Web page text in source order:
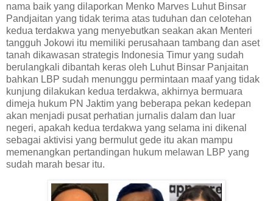
nama baik yang dilaporkan Menko Marves Luhut Binsar
Pandjaitan yang tidak terima atas tuduhan dan celotehan
kedua terdakwa yang menyebutkan seakan akan Menteri
tangguh Jokowi itu memiliki perusahaan tambang dan aset
tanah dikawasan strategis Indonesia Timur yang sudah
berulangkali dibantah keras oleh Luhut Binsar Panjaitan
bahkan LBP sudah menunggu permintaan maaf yang tidak
kunjung dilakukan kedua terdakwa, akhirnya bermuara
dimeja hukum PN Jaktim yang beberapa pekan kedepan
akan menjadi pusat perhatian jurnalis dalam dan luar
negeri, apakah kedua terdakwa yang selama ini dikenal
sebagai aktivisi yang bermulut gede itu akan mampu
memenangkan pertandingan hukum melawan LBP yang
sudah marah besar itu.